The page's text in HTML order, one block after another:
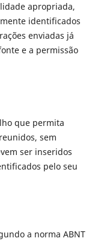
apropriada,
identificados
enviadas já
e a permissão
que permita
sem
ser inseridos
pelo seu
a norma ABNT